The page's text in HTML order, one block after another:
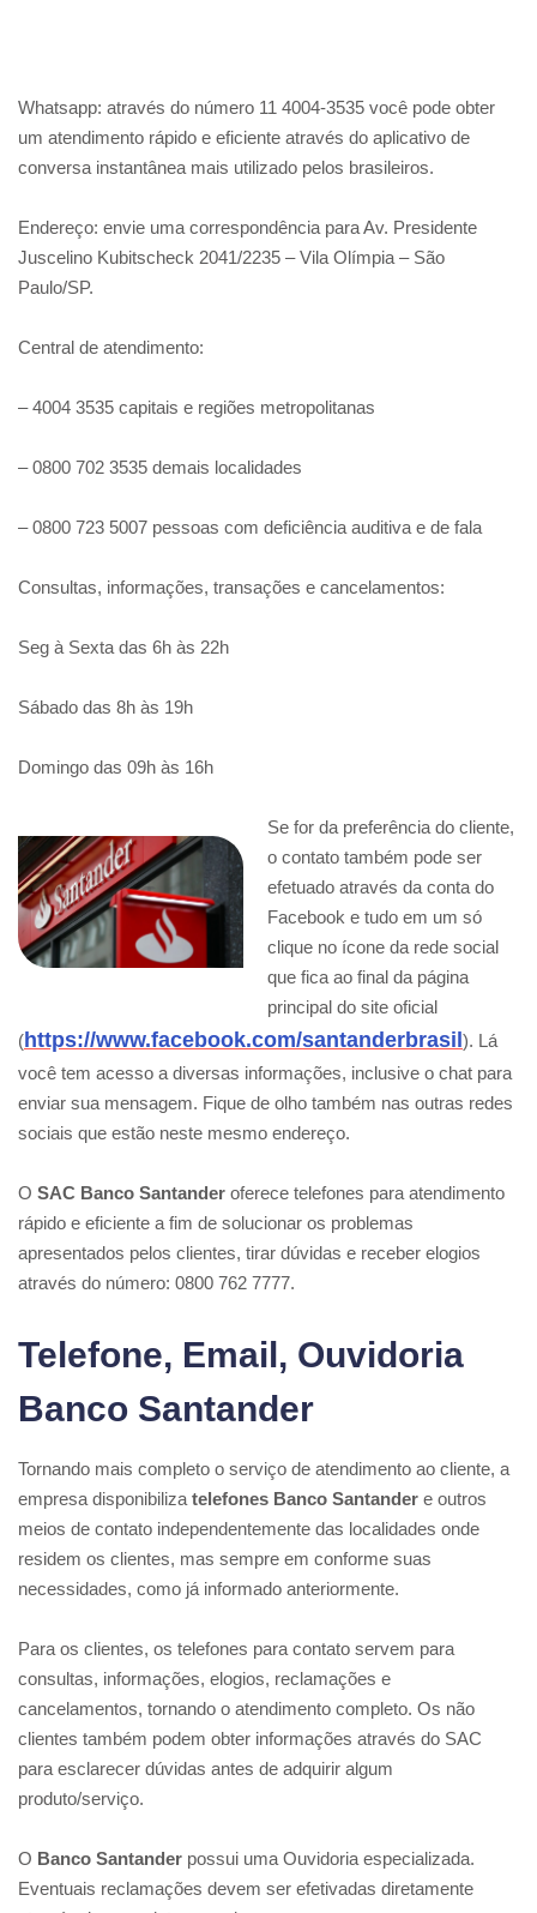
Whatsapp: através do número 11 4004-3535 você pode obter
um atendimento rápido e eficiente através do aplicativo de
conversa instantânea mais utilizado pelos brasileiros.
Endereço: envie uma correspondência para Av. Presidente
Juscelino Kubitscheck 2041/2235 – Vila Olímpia – São
Paulo/SP.
Central de atendimento:
– 4004 3535 capitais e regiões metropolitanas
– 0800 702 3535 demais localidades
– 0800 723 5007 pessoas com deficiência auditiva e de fala
Consultas, informações, transações e cancelamentos:
Seg à Sexta das 6h às 22h
Sábado das 8h às 19h
Domingo das 09h às 16h
Se for da preferência do cliente,
o contato também pode ser
efetuado através da conta do
Facebook e tudo em um só
clique no ícone da rede social
que fica ao final da página
principal do site oficial
(https://www.facebook.com/santanderbrasil). Lá
você tem acesso a diversas informações, inclusive o chat para
enviar sua mensagem. Fique de olho também nas outras redes
sociais que estão neste mesmo endereço.
O SAC Banco Santander oferece telefones para atendimento
rápido e eficiente a fim de solucionar os problemas
apresentados pelos clientes, tirar dúvidas e receber elogios
através do número: 0800 762 7777.
Telefone, Email, Ouvidoria
Banco Santander
Tornando mais completo o serviço de atendimento ao cliente, a
empresa disponibiliza telefones Banco Santander e outros
meios de contato independentemente das localidades onde
residem os clientes, mas sempre em conforme suas
necessidades, como já informado anteriormente.
Para os clientes, os telefones para contato servem para
consultas, informações, elogios, reclamações e
cancelamentos, tornando o atendimento completo. Os não
clientes também podem obter informações através do SAC
para esclarecer dúvidas antes de adquirir algum
produto/serviço.
O Banco Santander possui uma Ouvidoria especializada.
Eventuais reclamações devem ser efetivadas diretamente